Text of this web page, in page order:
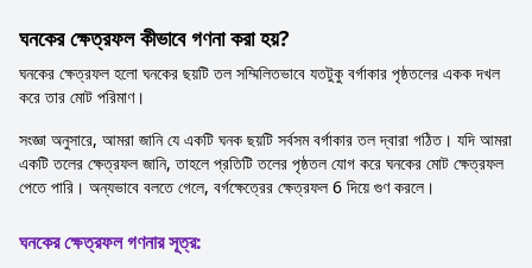
ঘনকের ক্ষেত্রফল কীভাবে গণনা করা হয়?
ঘনকের ক্ষেত্রফল হলো ঘনকের ছয়টি তল সম্মিলিতভাবে যতটুকু বর্গাকার পৃষ্ঠতলের একক দখল
করে তার মোট পরিমাণ।
সংজ্ঞা অনুসারে, আমরা জানি যে একটি ঘনক ছয়টি সর্বসম বর্গাকার তল দ্বারা গঠিত। যদি আমরা
একটি তলের ক্ষেত্রফল জানি, তাহলে প্রতিটি তলের পৃষ্ঠতল যোগ করে ঘনকের মোট ক্ষেত্রফল
পেতে পারি। অন্যভাবে বলতে গেলে, বর্গক্ষেত্রের ক্ষেত্রফল 6 দিয়ে গুণ করলে।
ঘনকের ক্ষেত্রফল গণনার সূত্র: